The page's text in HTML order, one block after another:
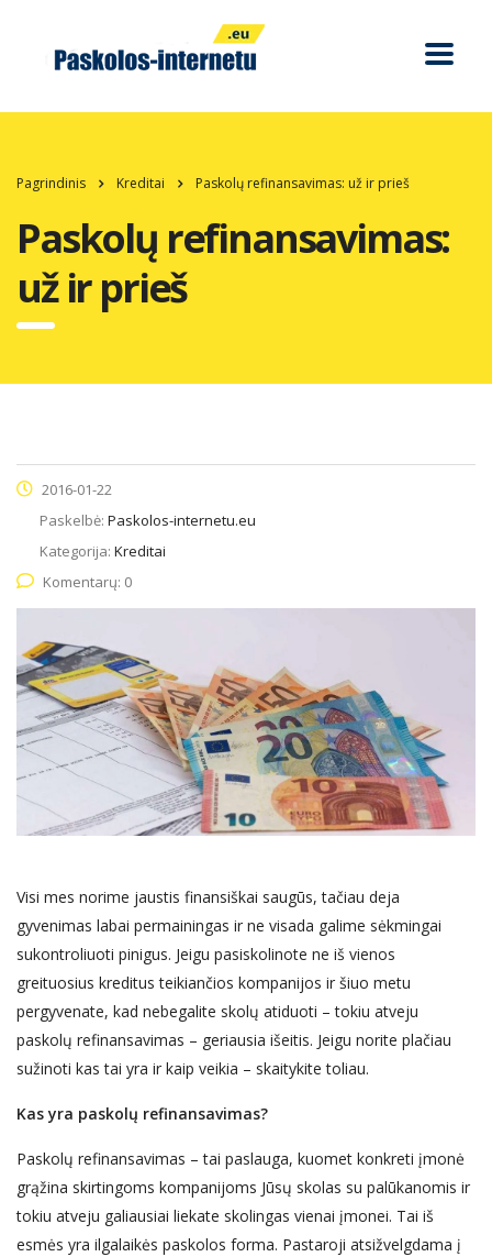
Pagrindinis Kreditai Paskolų refinansavimas: už ir prieš
Paskolų refinansavimas:
už ir prieš
2016-01-22
Paskelbė: Paskolos-internetu.eu
Kategorija: Kreditai
Komentarų: 0
Visi mes norime jaustis finansiškai saugūs, tačiau deja
gyvenimas labai permainingas ir ne visada galime sėkmingai
sukontroliuoti pinigus. Jeigu pasiskolinote ne iš vienos
greituosius kreditus teikiančios kompanijos ir šiuo metu
pergyvenate, kad nebegalite skolų atiduoti – tokiu atveju
paskolų refinansavimas – geriausia išeitis. Jeigu norite plačiau
sužinoti kas tai yra ir kaip veikia – skaitykite toliau.
Kas yra paskolų refinansavimas?
Paskolų refinansavimas – tai paslauga, kuomet konkreti įmonė
grąžina skirtingoms kompanijoms Jūsų skolas su palūkanomis ir
tokiu atveju galiausiai liekate skolingas vienai įmonei. Tai iš
esmės yra ilgalaikės paskolos forma. Pastaroji atsižvelgdama į